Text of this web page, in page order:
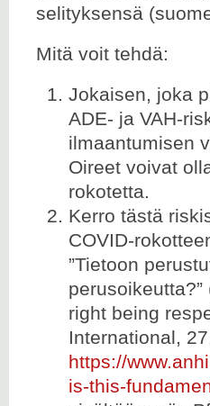
selityksensä
Mitä voit tehdä:
Jokaisen, joka
ADE- ja VAH-
ilmaantumisen
Oireet voivat
rokotetta.
Kerro tästä
COVID-
”Tietoon
right being
International,
https://
is-this-